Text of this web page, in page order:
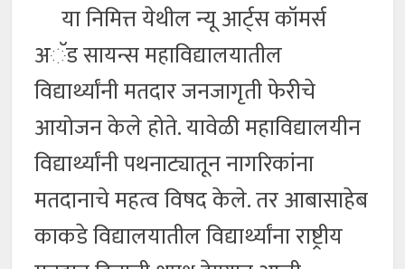
या निमित्त येथील न्यू आर्ट्स कॉमर्स
अॅड सायन्स महाविद्यालयातील
विद्यार्थ्यांनी मतदार जनजागृती फेरीचे
आयोजन केले होते. यावेळी महाविद्यालयीन
विद्यार्थ्यांनी पथनाट्यातून नागरिकांना
मतदानाचे महत्व विषद केले. तर आबासाहेब
काकडे विद्यालयातील विद्यार्थ्यांना राष्ट्रीय